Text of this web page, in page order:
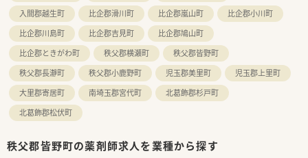
入間郡越生町
比企郡滑川町 比企郡嵐山町
比企郡小川町
比企郡川島町
比企郡吉見町
比企郡鳩山町
比企郡ときがわ町
秩父郡横瀬町
秩父郡皆野町
秩父郡長瀞町
秩父郡小鹿野町 児玉郡美里町
児玉郡上里町
大里郡寄居町
南埼玉郡宮代町
北葛飾郡杉戸町
北葛飾郡松伏町
秩父郡皆野町の薬剤師求人を業種から探す